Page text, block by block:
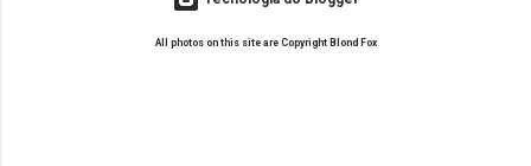
All photos on this site are Copyright Blond Fox